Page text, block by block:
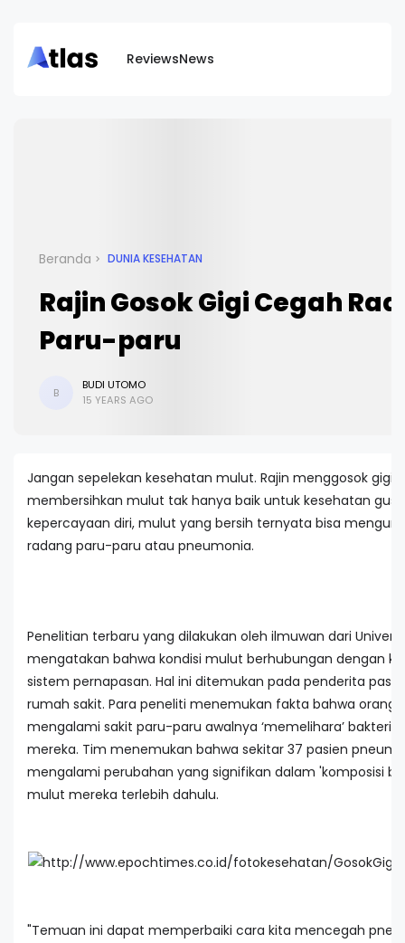
ReviewsNews
Beranda DUNIA KESEHATAN
Rajin Gosok Gigi Cegah
Paru-paru
B
BUDI UTOMO
15 YEARS AGO
Jangan sepelekan kesehatan mulut. Rajin menggosok gigi
membersihkan mulut tak hanya baik untuk kesehatan gusi
kepercayaan diri, mulut yang bersih ternyata bisa
radang paru-paru atau pneumonia.
Penelitian terbaru yang dilakukan oleh ilmuwan dari
mengatakan bahwa kondisi mulut berhubungan dengan
sistem pernapasan. Hal ini ditemukan pada penderita
rumah sakit. Para peneliti menemukan fakta bahwa orang
mengalami sakit paru-paru awalnya ‘memelihara’ bakteri
mereka. Tim menemukan bahwa sekitar 37 pasien
mengalami perubahan yang signifikan dalam 'komposisi
mulut mereka terlebih dahulu.
"Temuan ini dapat memperbaiki cara kita mencegah